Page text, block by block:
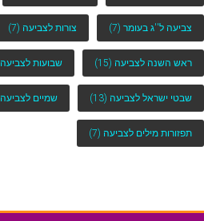
צביעה ל''ג בעומר (7) צורות לצביעה (7)
ראש השנה לצביעה (15) שבועות לצביעה
שבטי ישראל לצביעה (13) שמיים לצביעה
תפזורות מילים לצביעה (7)